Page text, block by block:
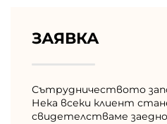
ЗАЯВКА
Сътрудничеството
Нека всеки клиент
свидетелстваме